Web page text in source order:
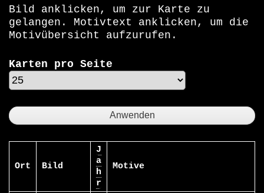
Bild anklicken, um zur Karte zu
gelangen. Motivtext anklicken, um die
Motivübersicht aufzurufen.
Karten pro Seite
Ort Bild
J
a
h
r
Motive